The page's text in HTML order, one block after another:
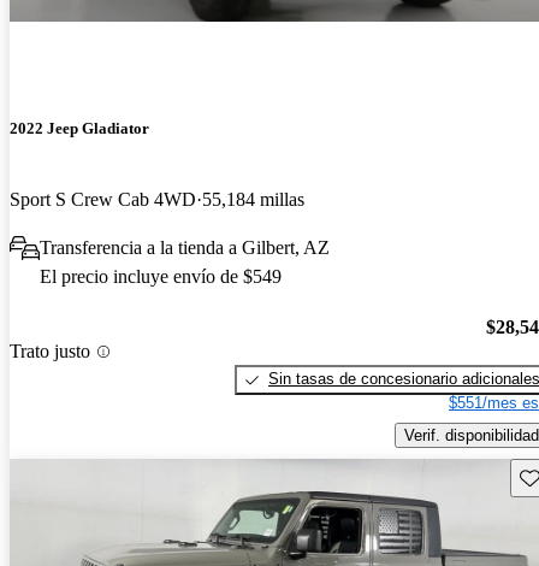
2022 Jeep Gladiator
Sport S Crew Cab 4WD 55,184 millas
Transferencia a la tienda a Gilbert, AZ
El precio incluye envío de $549
Trato justo
Sin tasas de concesionario adicionales
$551/mes
Verif. disponibilidad